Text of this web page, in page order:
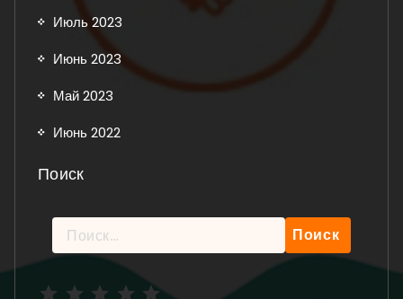
Июль 2023
Июнь 2023
Май 2023
Июнь 2022
Поиск
Найти: